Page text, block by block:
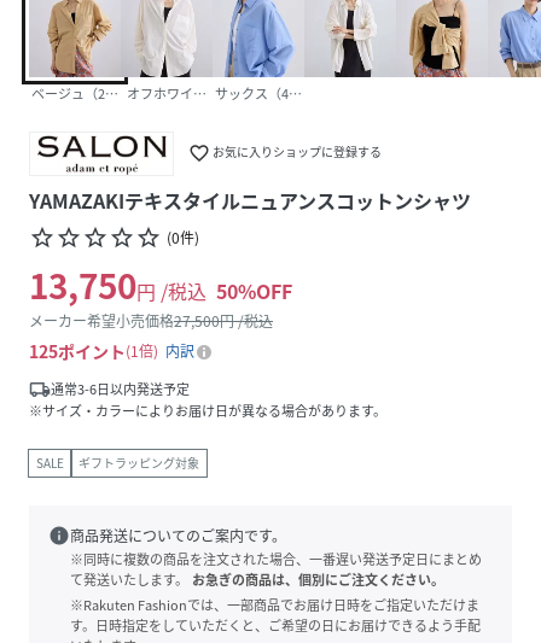
ベージュ（27） オフホワイト（15）サックス（48）
favorite_border お気に入りショップに登録する
YAMAZAKIテキスタイルニュアンスコットンシャツ
star_borderstar_borderstar_borderstar_borderstar_border (0件)
13,750円 /税込 50%OFF
メーカー希望小売価格27,500円 /税込
125ポイント 1倍
内訳
local_shipping通常3-6日以内発送予定
※サイズ・カラーによりお届け日が異なる場合があります。
SALE ギフトラッピング対象
info商品発送についてのご案内です。
※同時に複数の商品を注文された場合、一番遅い発送予定日にまとめ
て発送いたします。
お急ぎの商品は、個別にご注文ください。
※Rakuten Fashionでは、一部商品でお届け日時をご指定いただけま
す。日時指定をしていただくと、ご希望の日にお届けできるよう手配